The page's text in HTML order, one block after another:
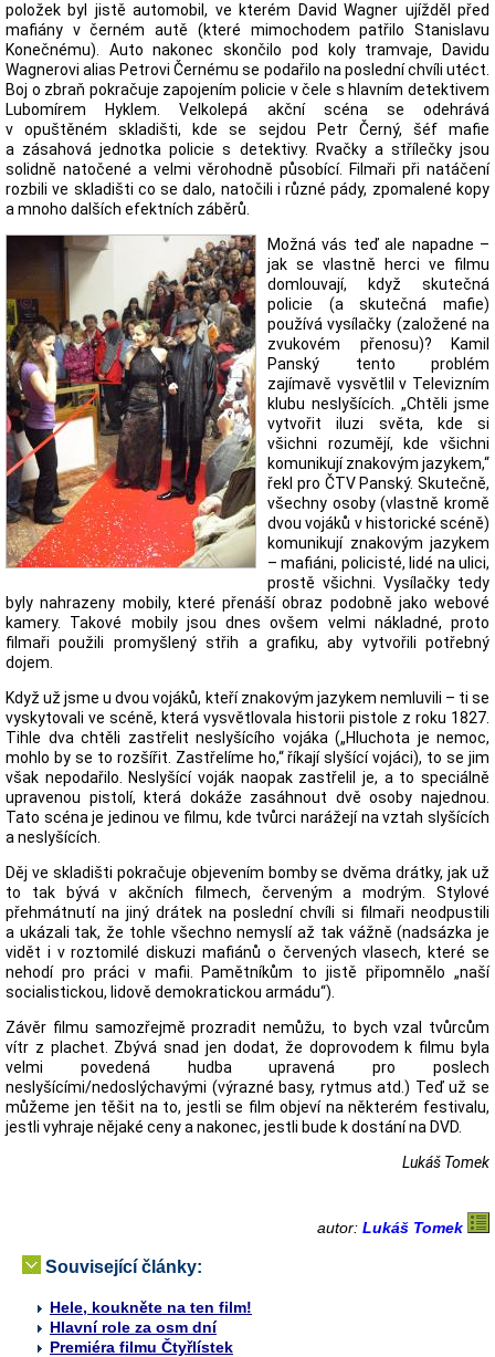
položek byl jistě automobil, ve kterém David Wagner ujížděl před
mafiány v černém autě (které mimochodem patřilo Stanislavu
Konečnému). Auto nakonec skončilo pod koly tramvaje, Davidu
Wagnerovi alias Petrovi Černému se podařilo na poslední chvíli utéct.
Boj o zbraň pokračuje zapojením policie v čele s hlavním detektivem
Lubomírem Hyklem. Velkolepá akční scéna se odehrává
v opuštěném skladišti, kde se sejdou Petr Černý, šéf mafie
a zásahová jednotka policie s detektivy. Rvačky a střílečky jsou
solidně natočené a velmi věrohodně působící. Filmaři při natáčení
rozbili ve skladišti co se dalo, natočili i různé pády, zpomalené kopy
a mnoho dalších efektních záběrů.
Možná vás teď ale napadne –
jak se vlastně herci ve filmu
domlouvají, když skutečná
policie (a skutečná mafie)
používá vysílačky (založené na
zvukovém přenosu)? Kamil
Panský tento problém
zajímavě vysvětlil v Televizním
klubu neslyšících. „Chtěli jsme
vytvořit iluzi světa, kde si
všichni rozumějí, kde všichni
komunikují znakovým jazykem,“
řekl pro ČTV Panský. Skutečně,
všechny osoby (vlastně kromě
dvou vojáků v historické scéně)
komunikují znakovým jazykem
– mafiáni, policisté, lidé na ulici,
prostě všichni. Vysílačky tedy
byly nahrazeny mobily, které přenáší obraz podobně jako webové
kamery. Takové mobily jsou dnes ovšem velmi nákladné, proto
filmaři použili promyšlený střih a grafiku, aby vytvořili potřebný
dojem.
Když už jsme u dvou vojáků, kteří znakovým jazykem nemluvili – ti se
vyskytovali ve scéně, která vysvětlovala historii pistole z roku 1827.
Tihle dva chtěli zastřelit neslyšícího vojáka („Hluchota je nemoc,
mohlo by se to rozšířit. Zastřelíme ho,“ říkají slyšící vojáci), to se jim
však nepodařilo. Neslyšící voják naopak zastřelil je, a to speciálně
upravenou pistolí, která dokáže zasáhnout dvě osoby najednou.
Tato scéna je jedinou ve filmu, kde tvůrci narážejí na vztah slyšících
a neslyšících.
Děj ve skladišti pokračuje objevením bomby se dvěma drátky, jak už
to tak bývá v akčních filmech, červeným a modrým. Stylové
přehmátnutí na jiný drátek na poslední chvíli si filmaři neodpustili
a ukázali tak, že tohle všechno nemyslí až tak vážně (nadsázka je
vidět i v roztomilé diskuzi mafiánů o červených vlasech, které se
nehodí pro práci v mafii. Pamětníkům to jistě připomnělo „naší
socialistickou, lidově demokratickou armádu“).
Závěr filmu samozřejmě prozradit nemůžu, to bych vzal tvůrcům
vítr z plachet. Zbývá snad jen dodat, že doprovodem k filmu byla
velmi povedená hudba upravená pro poslech
neslyšícími/nedoslýchavými (výrazné basy, rytmus atd.) Teď už se
můžeme jen těšit na to, jestli se film objeví na některém festivalu,
jestli vyhraje nějaké ceny a nakonec, jestli bude k dostání na DVD.
Lukáš Tomek
autor: Lukáš Tomek
Související články:
Hele, koukněte na ten film!
Hlavní role za osm dní
Premiéra filmu Čtyřlístek